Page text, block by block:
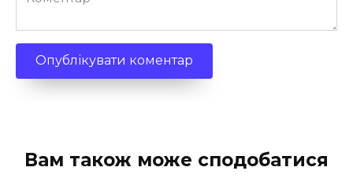
Вам також може сподобатися